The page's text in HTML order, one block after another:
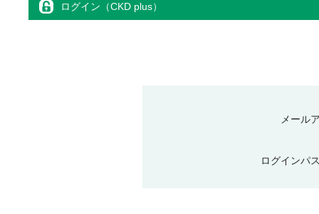
ログイン（CKD plus）
メール
ログインパ